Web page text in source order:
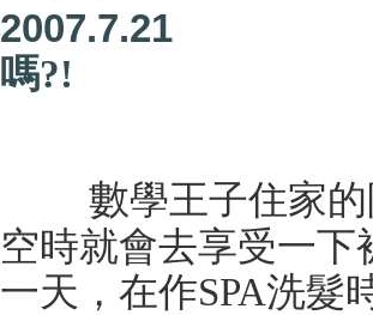
嗎?!
數學王子住家
空時就會去享受一下
一天，在作SPA洗髮